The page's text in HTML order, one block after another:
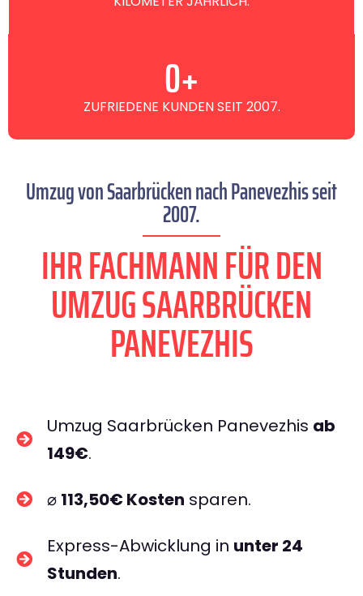
ZUFRIEDENE KUNDEN SEIT 2007.
0+
Umzug von Saarbrücken nach Panevezhis seit
2007.
IHR FACHMANN FÜR DEN
UMZUG SAARBRÜCKEN
PANEVEZHIS
Umzug Saarbrücken Panevezhis ab
149€.
⌀ 113,50€ Kosten sparen.
Express-Abwicklung in unter 24
Stunden.